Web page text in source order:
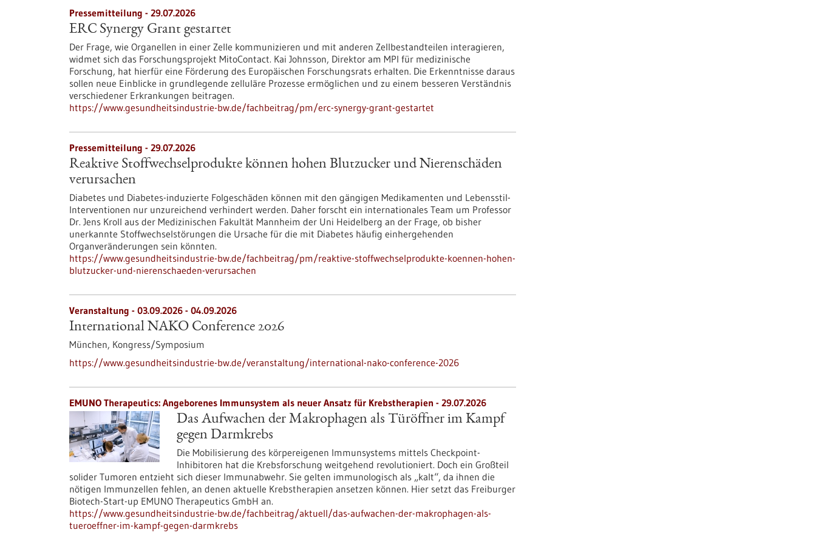
Pressemitteilung - 29.07.2026
ERC Synergy Grant gestartet
Der Frage, wie Organellen in einer Zelle kommunizieren und mit anderen Zellbestandteilen interagieren,
widmet sich das Forschungsprojekt MitoContact. Kai Johnsson, Direktor am MPI für medizinische
Forschung, hat hierfür eine Förderung des Europäischen Forschungsrats erhalten. Die Erkenntnisse daraus
sollen neue Einblicke in grundlegende zelluläre Prozesse ermöglichen und zu einem besseren Verständnis
verschiedener Erkrankungen beitragen.
https://www.gesundheitsindustrie-bw.de/fachbeitrag/pm/erc-synergy-grant-gestartet
Pressemitteilung - 29.07.2026
Reaktive Stoffwechselprodukte können hohen Blutzucker und Nierenschäden
verursachen
Diabetes und Diabetes-induzierte Folgeschäden können mit den gängigen Medikamenten und Lebensstil-
Interventionen nur unzureichend verhindert werden. Daher forscht ein internationales Team um Professor
Dr. Jens Kroll aus der Medizinischen Fakultät Mannheim der Uni Heidelberg an der Frage, ob bisher
unerkannte Stoffwechselstörungen die Ursache für die mit Diabetes häufig einhergehenden
Organveränderungen sein könnten.
https://www.gesundheitsindustrie-bw.de/fachbeitrag/pm/reaktive-stoffwechselprodukte-koennen-hohen-
blutzucker-und-nierenschaeden-verursachen
Veranstaltung - 03.09.2026 - 04.09.2026
International NAKO Conference 2026
München, Kongress/Symposium
https://www.gesundheitsindustrie-bw.de/veranstaltung/international-nako-conference-2026
EMUNO Therapeutics: Angeborenes Immunsystem als neuer Ansatz für Krebstherapien - 29.07.2026
Das Aufwachen der Makrophagen als Türöffner im Kampf
gegen Darmkrebs
Die Mobilisierung des körpereigenen Immunsystems mittels Checkpoint-
Inhibitoren hat die Krebsforschung weitgehend revolutioniert. Doch ein Großteil
solider Tumoren entzieht sich dieser Immunabwehr. Sie gelten immunologisch als „kalt“, da ihnen die
nötigen Immunzellen fehlen, an denen aktuelle Krebstherapien ansetzen können. Hier setzt das Freiburger
Biotech-Start-up EMUNO Therapeutics GmbH an.
https://www.gesundheitsindustrie-bw.de/fachbeitrag/aktuell/das-aufwachen-der-makrophagen-als-
tueroeffner-im-kampf-gegen-darmkrebs